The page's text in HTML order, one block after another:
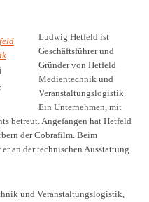
Ludwig Hetfeld ist
Geschäftsführer und
Gründer von Hetfeld
Medientechnik und
Veranstaltungslogistik.
Ein Unternehmen, mit
betreut. Angefangen hat Hetfeld
der Cobrafilm. Beim
an der technischen Ausstattung
und Veranstaltungslogistik,